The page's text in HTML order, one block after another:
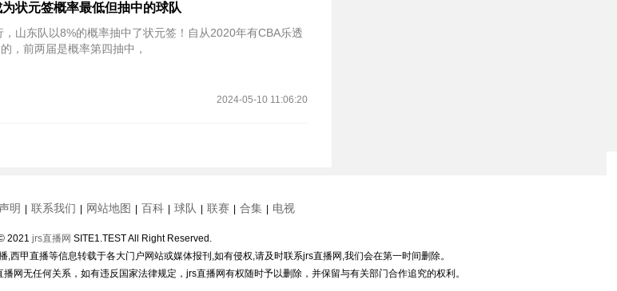
状元签概率最低但抽中的球队
山东队以8%的概率抽中了状元签！自从2020年有CBA乐透
，前两届是概率第四抽中，
2024-05-10 11:06:20
明 联系我们 网站地图 百科 球队 联赛 合集 电视
2021 jrs直播网 SITE1.TEST All Right Reserved.
西甲直播等信息转载于各大门户网站或媒体报刊,如有侵权,请及时联系jrs直播网,我们会在第一时间删除。
网无任何关系，如有违反国家法律规定，jrs直播网有权随时予以删除，并保留与有关部门合作追究的权利。